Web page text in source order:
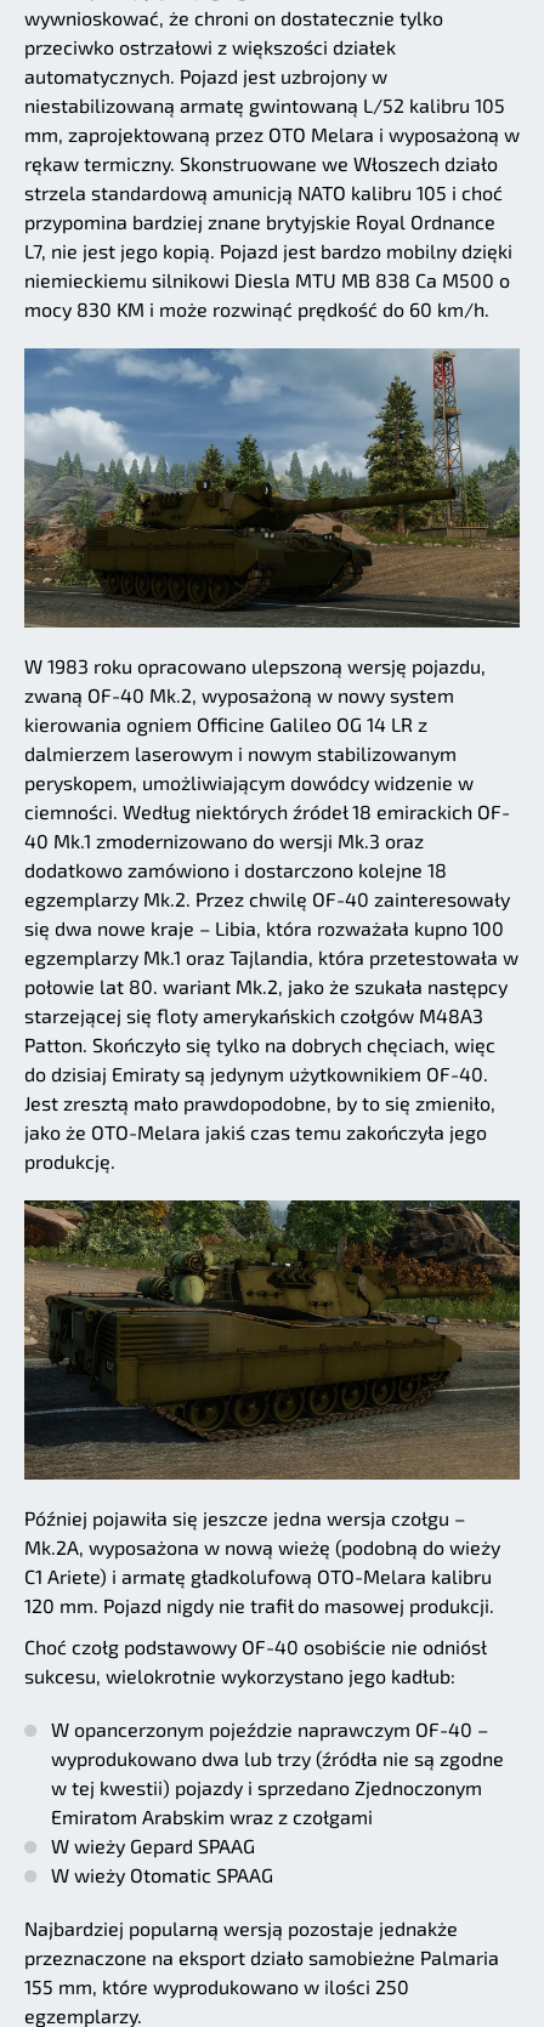
wywnioskować, że chroni on dostatecznie tylko
przeciwko ostrzałowi z większości działek
automatycznych. Pojazd jest uzbrojony w
niestabilizowaną armatę gwintowaną L/52 kalibru 105
mm, zaprojektowaną przez OTO Melara i wyposażoną w
rękaw termiczny. Skonstruowane we Włoszech działo
strzela standardową amunicją NATO kalibru 105 i choć
przypomina bardziej znane brytyjskie Royal Ordnance
L7, nie jest jego kopią. Pojazd jest bardzo mobilny dzięki
niemieckiemu silnikowi Diesla MTU MB 838 Ca M500 o
mocy 830 KM i może rozwinąć prędkość do 60 km/h.
W 1983 roku opracowano ulepszoną wersję pojazdu,
zwaną OF-40 Mk.2, wyposażoną w nowy system
kierowania ogniem Officine Galileo OG 14 LR z
dalmierzem laserowym i nowym stabilizowanym
peryskopem, umożliwiającym dowódcy widzenie w
ciemności. Według niektórych źródeł 18 emirackich OF-
40 Mk.1 zmodernizowano do wersji Mk.3 oraz
dodatkowo zamówiono i dostarczono kolejne 18
egzemplarzy Mk.2. Przez chwilę OF-40 zainteresowały
się dwa nowe kraje – Libia, która rozważała kupno 100
egzemplarzy Mk.1 oraz Tajlandia, która przetestowała w
połowie lat 80. wariant Mk.2, jako że szukała następcy
starzejącej się floty amerykańskich czołgów M48A3
Patton. Skończyło się tylko na dobrych chęciach, więc
do dzisiaj Emiraty są jedynym użytkownikiem OF-40.
Jest zresztą mało prawdopodobne, by to się zmieniło,
jako że OTO-Melara jakiś czas temu zakończyła jego
produkcję.
Później pojawiła się jeszcze jedna wersja czołgu –
Mk.2A, wyposażona w nową wieżę (podobną do wieży
C1 Ariete) i armatę gładkolufową OTO-Melara kalibru
120 mm. Pojazd nigdy nie trafił do masowej produkcji.
Choć czołg podstawowy OF-40 osobiście nie odniósł
sukcesu, wielokrotnie wykorzystano jego kadłub:
W opancerzonym pojeździe naprawczym OF-40 –
wyprodukowano dwa lub trzy (źródła nie są zgodne
w tej kwestii) pojazdy i sprzedano Zjednoczonym
Emiratom Arabskim wraz z czołgami
W wieży Gepard SPAAG
W wieży Otomatic SPAAG
Najbardziej popularną wersją pozostaje jednakże
przeznaczone na eksport działo samobieżne Palmaria
155 mm, które wyprodukowano w ilości 250
egzemplarzy.